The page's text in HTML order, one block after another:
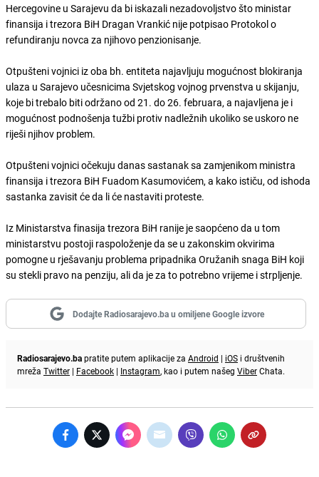
Hercegovine u Sarajevu da bi iskazali nezadovoljstvo što ministar
finansija i trezora BiH Dragan Vrankić nije potpisao Protokol o
refundiranju novca za njihovo penzionisanje.
Otpušteni vojnici iz oba bh. entiteta najavljuju mogućnost blokiranja
ulaza u Sarajevo učesnicima Svjetskog vojnog prvenstva u skijanju,
koje bi trebalo biti održano od 21. do 26. februara, a najavljena je i
mogućnost podnošenja tužbi protiv nadležnih ukoliko se uskoro ne
riješi njihov problem.
Otpušteni vojnici očekuju danas sastanak sa zamjenikom ministra
finansija i trezora BiH Fuadom Kasumovićem, a kako ističu, od ishoda
sastanka zavisit će da li će nastaviti proteste.
Iz Ministarstva finasija trezora BiH ranije je saopćeno da u tom
ministarstvu postoji raspoloženje da se u zakonskim okvirima
pomogne u rješavanju problema pripadnika Oružanih snaga BiH koji
su stekli pravo na penziju, ali da je za to potrebno vrijeme i strpljenje.
Dodajte Radiosarajevo.ba u omiljene Google izvore
Radiosarajevo.bapratite putem aplikacije za Android | iOS i društvenih
mreža Twitter | Facebook | Instagram, kao i putem našeg ViberChata.